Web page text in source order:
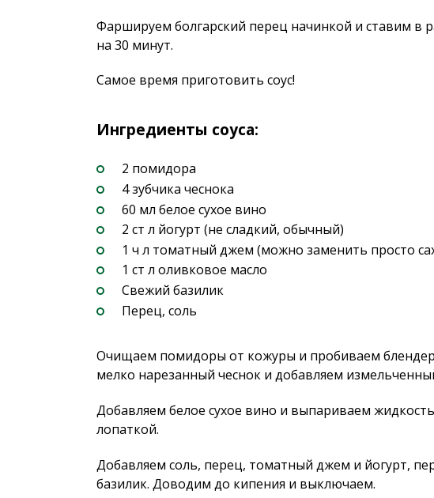
Фаршируем болгарский перец начинкой и ставим в
на 30 минут.
Самое время приготовить соус!
Ингредиенты соуса:
2 помидора
4 зубчика чеснока
60 мл белое сухое вино
2 ст л йогурт (не сладкий, обычный)
1 ч л томатный джем (можно заменить просто
1 ст л оливковое масло
Свежий базилик
Перец, соль
Очищаем помидоры от кожуры и пробиваем
мелко нарезанный чеснок и добавляем
Добавляем белое сухое вино и выпариваем
лопаткой.
Добавляем соль, перец, томатный джем и йогурт,
базилик. Доводим до кипения и выключаем.